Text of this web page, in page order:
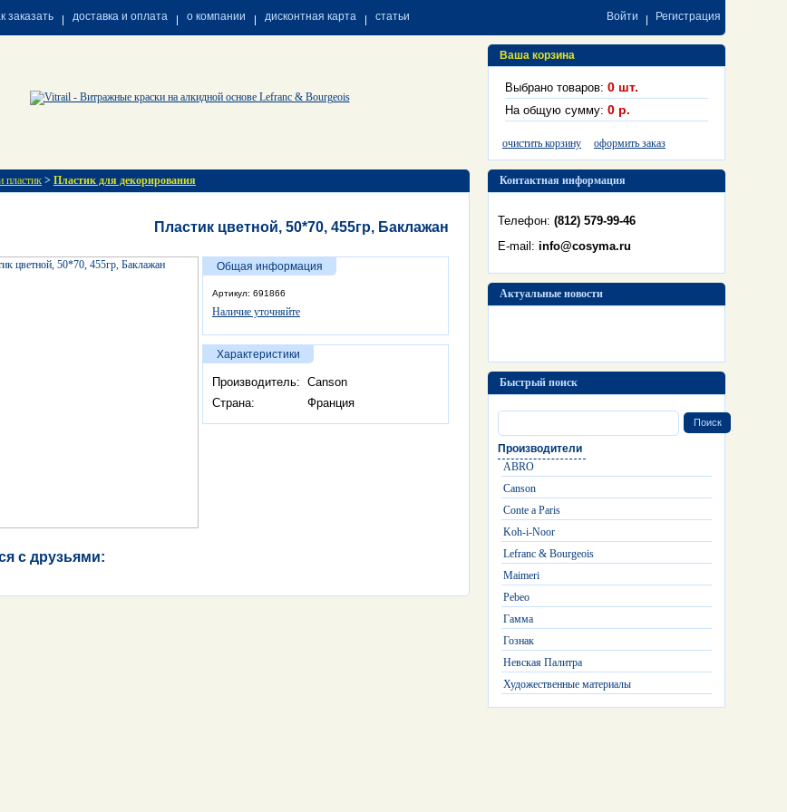
заказать доставка и оплата о компании дисконтная карта статьи Войти Регистрация
Ваша корзина
Выбрано товаров: 0 шт.
На общую сумму: 0 р.
очистить корзину оформить заказ
пластик > Пластик для декорирования
Пластик цветной, 50*70, 455гр, Баклажан
Общая информация
Артикул: 691866
Наличие уточняйте
Характеристики
Производитель: Canson
Страна:
Франция
с друзьями:
Контактная информация
Телефон: (812) 579-99-46
E-mail: info@cosyma.ru
Актуальные новости
Быстрый поиск
Производители
ABRO
Canson
Conte a Paris
Koh-i-Noor
Lefranc & Bourgeois
Maimeri
Pebeo
Гамма
Гознак
Невская Палитра
Художественные материалы